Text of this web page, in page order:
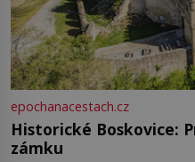
epochanacestach.cz
Historické Boskovice:
zámku